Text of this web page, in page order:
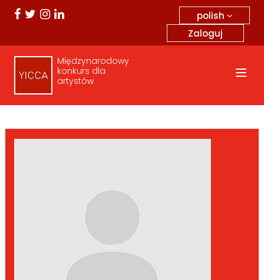
polish
Zaloguj
Międzynarodowy
konkurs dla
artystów